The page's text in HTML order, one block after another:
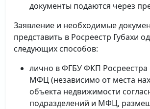
документы подаются через
Заявление и необходимые
представить в Росреестр Губахи
следующих способов:
лично в ФГБУ ФКП Росреестра
МФЦ (независимо от места
объекта недвижимости
подразделений и МФЦ,